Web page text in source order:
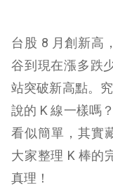
台股 8 月創新高
谷到現在漲多跌
站突破新高點。
說的 K 線一樣嗎
看似簡單，其實
大家整理 K 棒的
真理！